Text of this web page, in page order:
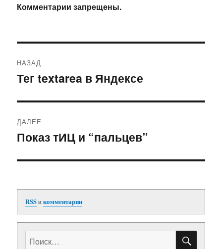
Комментарии запрещены.
по
НАЗАД
Предыдущая
Тег textarea в Яндексе
ДАЛЕЕ
Следующая
Показ тИЦ и “пальцев”
RSSикомментарии